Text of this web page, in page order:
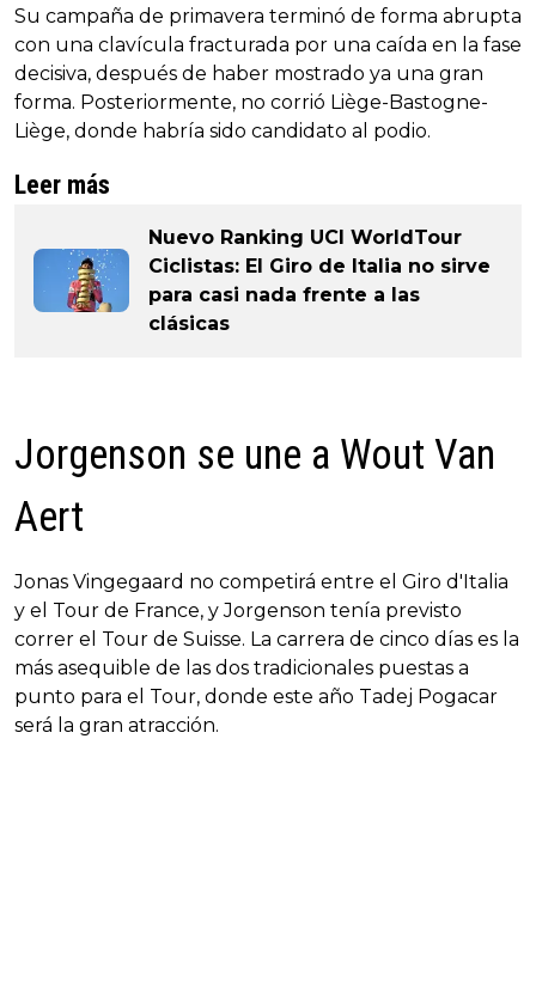
Su campaña de primavera terminó de forma abrupta
con una clavícula fracturada por una caída en la fase
decisiva, después de haber mostrado ya una gran
forma. Posteriormente, no corrió Liège-Bastogne-
Liège, donde habría sido candidato al podio.
Leer más
Nuevo Ranking UCI WorldTour
Ciclistas: El Giro de Italia no sirve
para casi nada frente a las
clásicas
Jorgenson se une a Wout Van
Aert
Jonas Vingegaard no competirá entre el Giro d'Italia
y el Tour de France, y Jorgenson tenía previsto
correr el Tour de Suisse. La carrera de cinco días es la
más asequible de las dos tradicionales puestas a
punto para el Tour, donde este año Tadej Pogacar
será la gran atracción.